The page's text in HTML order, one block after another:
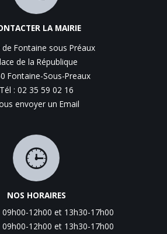
LA MAIRIE
de Fontaine sous Préaux
de la République
Fontaine-Sous-Preaux
Tél : 02 35 59 02 16
envoyer un Email
NOS HORAIRES
09h00-12h00 et 13h30-17h00
09h00-12h00 et 13h30-17h00